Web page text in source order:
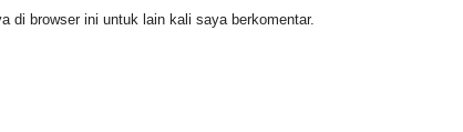
di browser ini untuk lain kali saya berkomentar.